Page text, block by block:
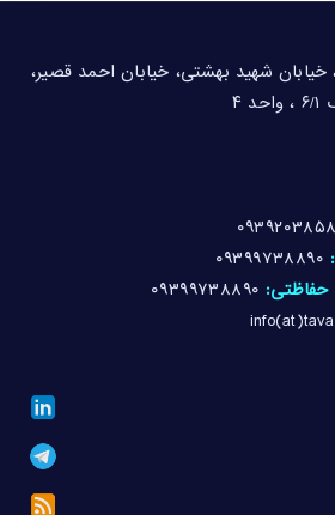
خیابان شهید بهشتی، خیابان احمد قصیر،
۰۹۳۹۹۷۳۸۸۹۰
حفاظتی: ۰۹۳۹۹۷۳۸۸۹۰